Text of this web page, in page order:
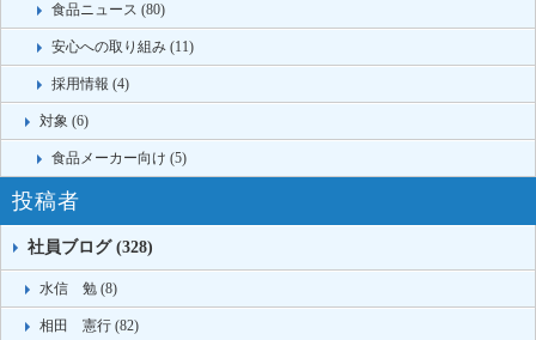
食品ニュース (80)
安心への取り組み (11)
採用情報 (4)
対象 (6)
食品メーカー向け (5)
投稿者
社員ブログ (328)
水信 勉 (8)
相田 憲行 (82)